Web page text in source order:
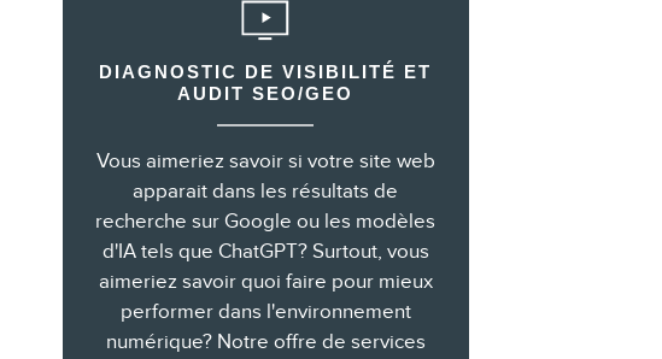
DIAGNOSTIC DE VISIBILITÉ ET
AUDIT SEO/GEO
Vous aimeriez savoir si votre site web
apparait dans les résultats de
recherche sur Google ou les modèles
d'IA tels que ChatGPT? Surtout, vous
aimeriez savoir quoi faire pour mieux
performer dans l'environnement
numérique? Notre offre de services